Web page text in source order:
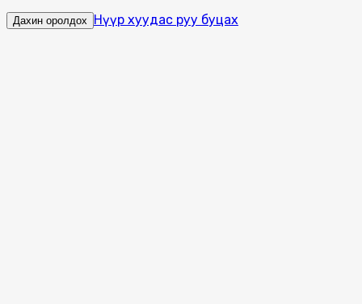
Дахин оролдох Нүүр хуудас руу буцах